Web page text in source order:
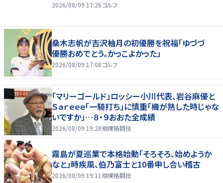
2026/08/09 17:26ゴルフ
桑木志帆が吉沢柚月の初優勝を祝福「ゆづづ
優勝おめでとう。かっこよかった」
2026/08/09 17:08ゴルフ
「マリーゴールド」ロッシー小川代表、岩谷麻優と
Ｓａｒｅｅｅ「一騎打ち」に慎重「機が熟した時じゃな
いですか」…８・９おおた全成績
2026/08/09 19:28相撲格闘技
霧島が夏巡業で本格始動「そろそろ、始めようか
なと」時疾風、伯乃富士と10番申し合い稽古
2026/08/09 19:11 相撲格闘技